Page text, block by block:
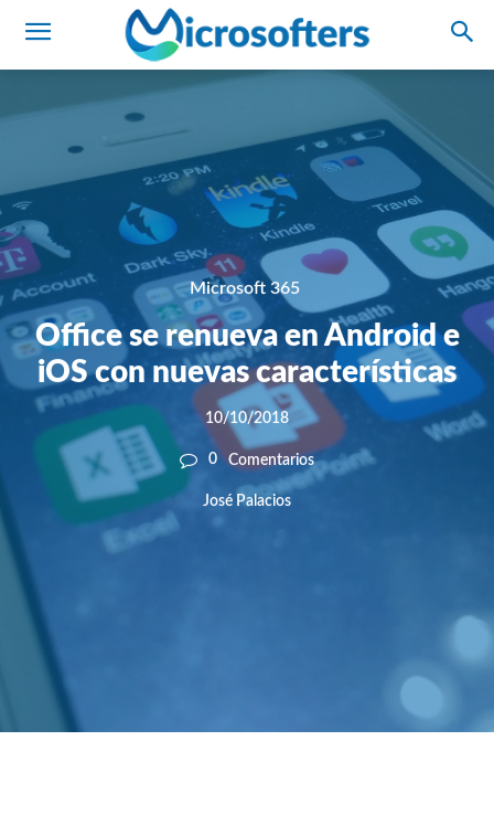
Microsoft 365
Office se renueva en Android e
iOS con nuevas características
10/10/2018
0 Comentarios
José Palacios